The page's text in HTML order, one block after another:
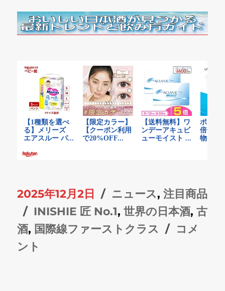
投
稿
日:
2025年12月2日
カ
テ
ゴ
ニュース,注目商品
タ
グ
INISHIE 匠 No.1,世界の日本酒,古
酒, 国際線ファーストクラス
『古
コメ
ント